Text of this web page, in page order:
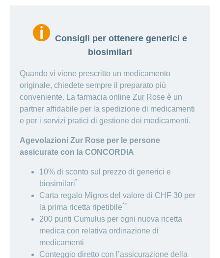
Consigli per ottenere generici e
biosimilari
Quando vi viene prescritto un medicamento
originale, chiedete sempre il preparato più
conveniente. La farmacia online Zur Rose è un
partner affidabile per la spedizione di medicamenti
e per i servizi pratici di gestione dei medicamenti.
Agevolazioni Zur Rose per le persone
assicurate con la CONCORDIA
10% di sconto sul prezzo di generici e
biosimilari*
Carta regalo Migros del valore di CHF 30 per
la prima ricetta ripetibile**
200 punti Cumulus per ogni nuova ricetta
medica con relativa ordinazione di
medicamenti
Conteggio diretto con l’assicurazione della